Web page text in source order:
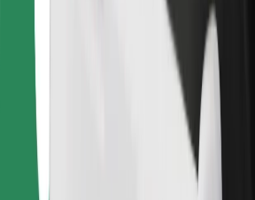
Πάρε ταξί μέσα σε λίγα λεπτά!
Κατέβασε την εφαρμογή
Βρείτε το αγαπημένο σας φαγητό!
Κατεβάστε την